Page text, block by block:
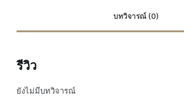
16A
Single
บทวิจารณ์ (0)
รีวิว
ยังไม่มีบทวิจารณ์